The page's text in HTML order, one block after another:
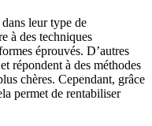
leur type de
à des techniques
éprouvés. D’autres
répondent à des méthodes
chères. Cependant, grâce
permet de rentabiliser